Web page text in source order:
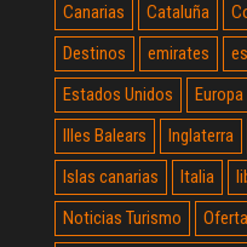
Canarias
Cataluña
Destinos
emirates
Estados Unidos
Europa
Illes Balears
Inglaterra
Islas canarias
Italia
Noticias Turismo